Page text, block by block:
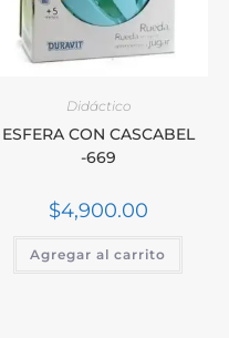
Didáctico
ESFERA CON CASCABEL
-669
$4,900.00
Agregar al carrito